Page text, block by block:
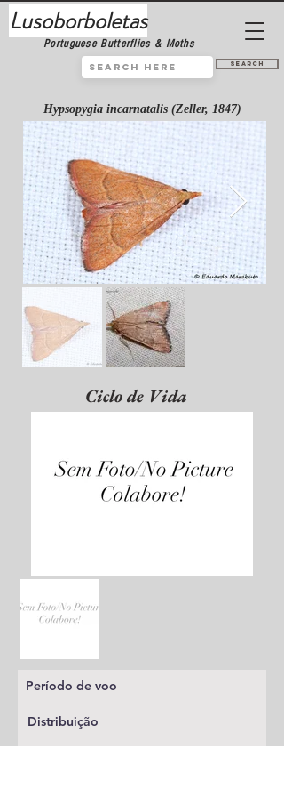
Lusoborboletas
Portuguese Butterflies & Moths
Search
Hypsopygia incarnatalis (Zeller, 1847)
Ciclo de Vida
Período de voo
Distribuição